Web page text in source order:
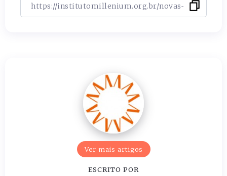
Ver mais artigos
ESCRITO POR